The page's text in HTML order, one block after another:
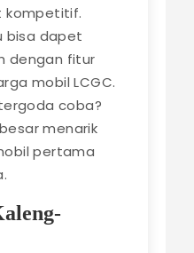
kompetitif.
bisa dapet
dengan fitur
mobil LCGC.
coba?
menarik
pertama